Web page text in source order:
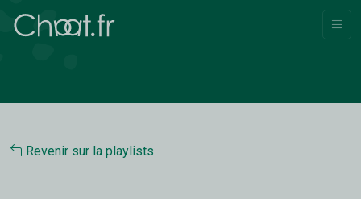
Revenir sur la playlists